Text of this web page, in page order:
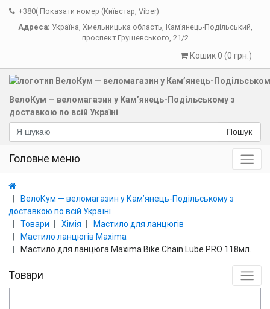
+380( Показати номер (Київстар, Viber)
Адреса: Україна, Хмельницька область, Кам’янець-Подільський,
проспект Грушевського, 21/2
Кошик 0 (0 грн.)
ВелоКум — веломагазин у Кам’янець-Подільському з
доставкою по всій Україні
Пошук
Головне меню
ВелоКум — веломагазин у Кам’янець-Подільському з
доставкою по всій Україні
Товари
Хімія
Мастило для ланцюгів
Мастило ланцюгів Maxima
Мастило для ланцюга Maxima Bike Chain Lube PRO 118мл.
Товари